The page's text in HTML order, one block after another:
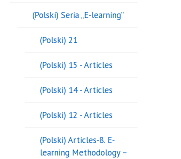
(Polski) Seria „E-learning”
(Polski) 21
(Polski) 15 - Articles
(Polski) 14 - Articles
(Polski) 12 - Articles
(Polski) Articles-8. E-
learning Methodology –